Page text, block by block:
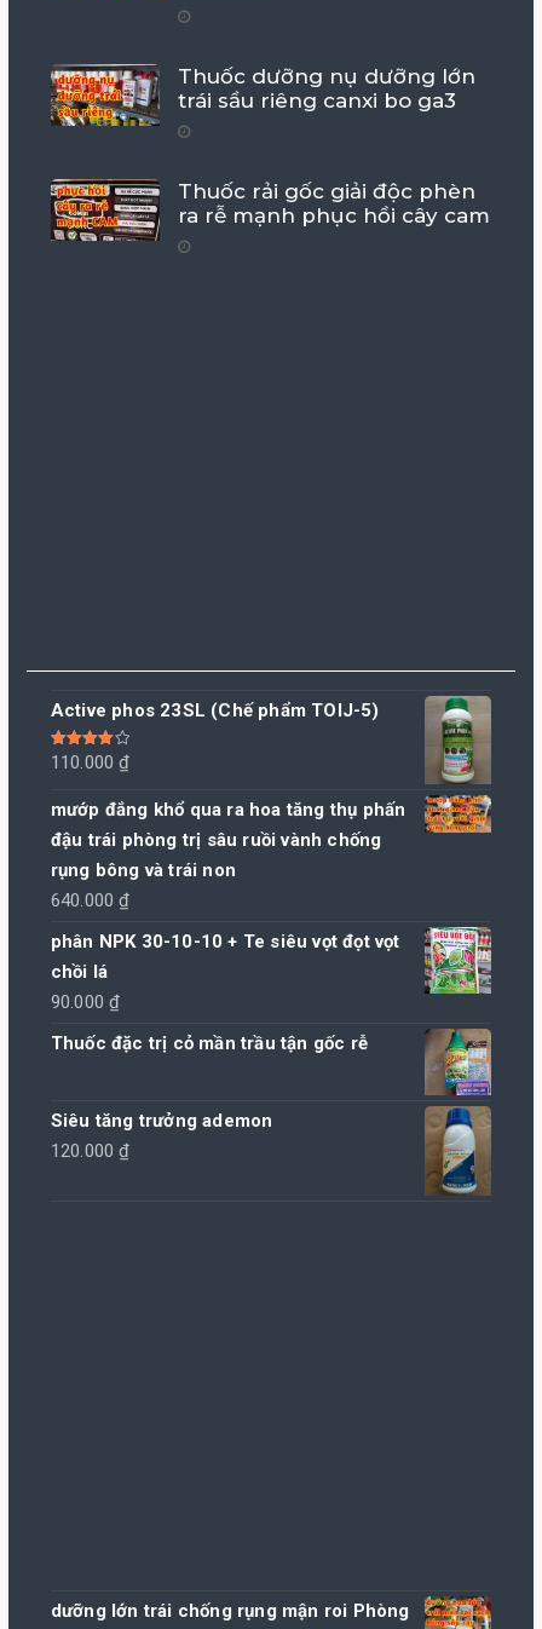
Thuốc dưỡng nụ dưỡng lớn
trái sầu riêng canxi bo ga3
Thuốc rải gốc giải độc phèn
ra rễ mạnh phục hồi cây cam
Active phos 23SL (Chế phẩm TOIJ-5)
Được xếp
hạng 4.00
110.000₫
mướp đắng khổ qua ra hoa tăng thụ phấn
đậu trái phòng trị sâu ruồi vành chống
rụng bông và trái non
640.000₫
phân NPK 30-10-10 + Te siêu vọt đọt vọt
chồi lá
90.000₫
Thuốc đặc trị cỏ mần trầu tận gốc rễ
Siêu tăng trưởng ademon
120.000₫
dưỡng lớn trái chống rụng mận roi Phòng